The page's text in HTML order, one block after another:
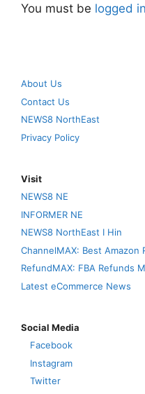
You must be logged in
About Us
Contact Us
NEWS8 NorthEast
Privacy Policy
Visit
NEWS8 NE
INFORMER NE
NEWS8 NorthEast I Hin
ChannelMAX: Best Amazon
RefundMAX: FBA Refunds
Latest eCommerce News
Social Media
Facebook
Instagram
Twitter